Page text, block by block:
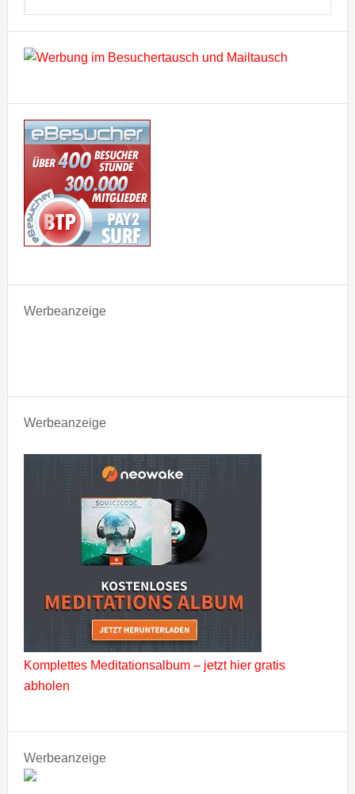
Werbeanzeige
Werbeanzeige
Komplettes Meditationsalbum – jetzt hier gratis
abholen
Werbeanzeige